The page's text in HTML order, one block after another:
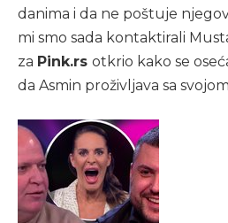
danima i da ne poštuje
mi smo sada kontaktirali
za Pink.rs otkrio kako se
da Asmin proživljava sa